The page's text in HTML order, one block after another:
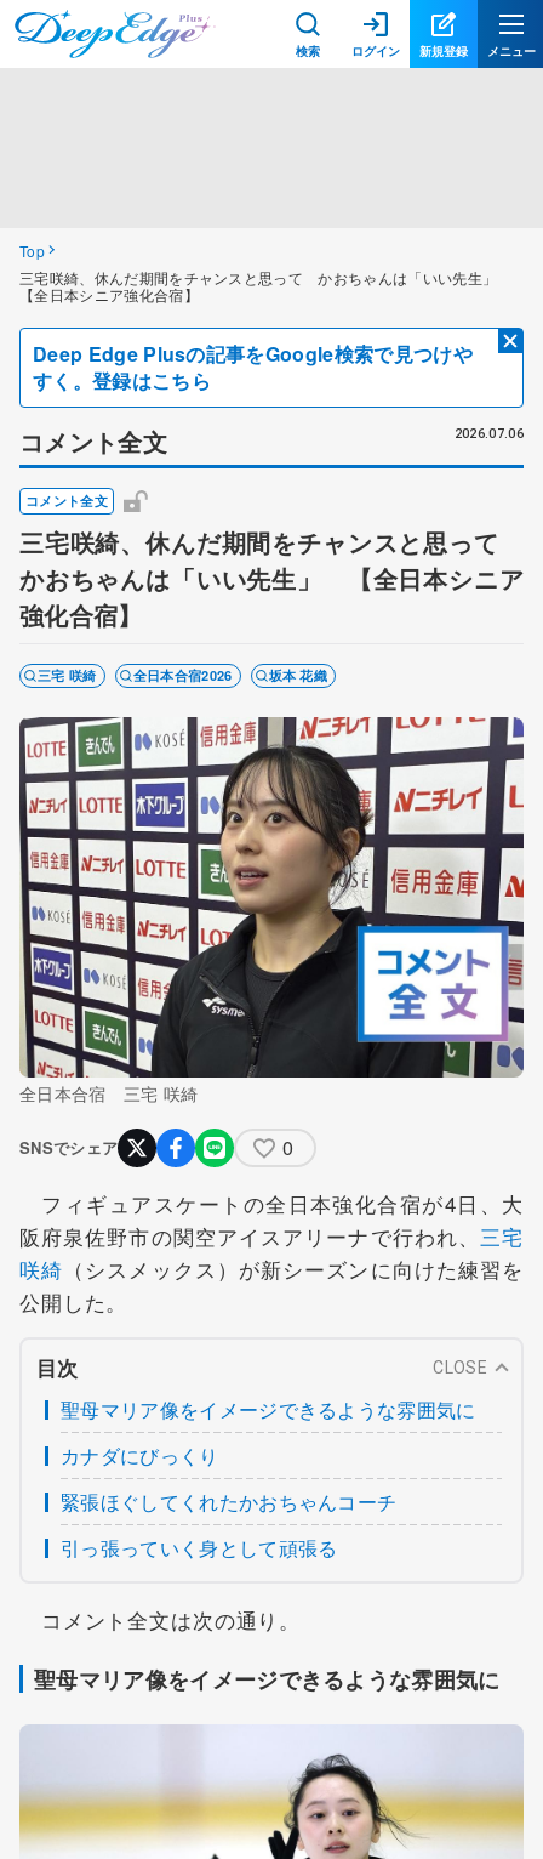
検索 ログイン 新規登録 メニュー
Top
三宅咲綺、休んだ期間をチャンスと思って かおちゃんは「いい先生」
【全日本シニア強化合宿】
Deep Edge Plusの記事をGoogle検索で見つけや
すく。登録はこちら
コメント全文 2026.07.06
コメント全文
三宅咲綺、休んだ期間をチャンスと思って
かおちゃんは「いい先生」 【全日本シニア
強化合宿】
三宅 咲綺 全日本合宿2026 坂本 花織
全日本合宿 三宅 咲綺
SNSでシェア 0
フィギュアスケートの全日本強化合宿が4日、大
阪府泉佐野市の関空アイスアリーナで行われ、 三宅
咲綺 （シスメックス）が新シーズンに向けた練習を
公開した。
目次 CLOSE
聖母マリア像をイメージできるような雰囲気に
カナダにびっくり
緊張ほぐしてくれたかおちゃんコーチ
引っ張っていく身として頑張る
コメント全文は次の通り。
聖母マリア像をイメージできるような雰囲気に